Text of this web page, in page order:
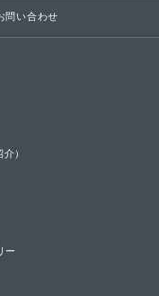
問い合わせ
）
ー